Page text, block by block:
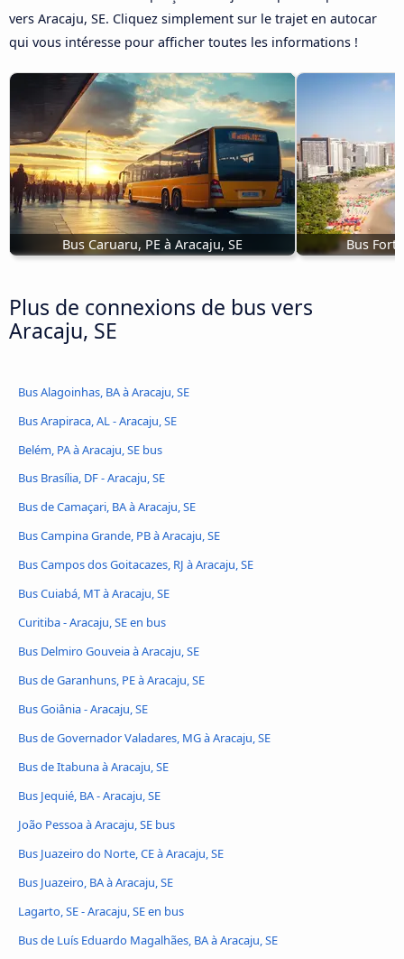
vers Aracaju, SE. Cliquez simplement sur le trajet en autocar
qui vous intéresse pour afficher toutes les informations !
Bus Caruaru, PE à Aracaju, SE Bus
Plus de connexions de bus vers
Aracaju, SE
Bus Alagoinhas, BA à Aracaju, SE
Bus Arapiraca, AL - Aracaju, SE
Belém, PA à Aracaju, SE bus
Bus Brasília, DF - Aracaju, SE
Bus de Camaçari, BA à Aracaju, SE
Bus Campina Grande, PB à Aracaju, SE
Bus Campos dos Goitacazes, RJ à Aracaju, SE
Bus Cuiabá, MT à Aracaju, SE
Curitiba - Aracaju, SE en bus
Bus Delmiro Gouveia à Aracaju, SE
Bus de Garanhuns, PE à Aracaju, SE
Bus Goiânia - Aracaju, SE
Bus de Governador Valadares, MG à Aracaju, SE
Bus de Itabuna à Aracaju, SE
Bus Jequié, BA - Aracaju, SE
João Pessoa à Aracaju, SE bus
Bus Juazeiro do Norte, CE à Aracaju, SE
Bus Juazeiro, BA à Aracaju, SE
Lagarto, SE - Aracaju, SE en bus
Bus de Luís Eduardo Magalhães, BA à Aracaju, SE